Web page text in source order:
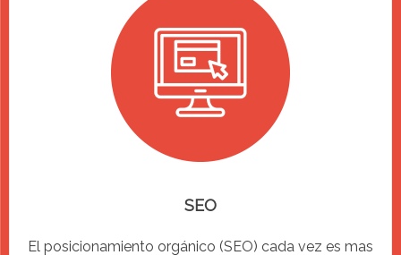
SEO
El posicionamiento orgánico (SEO) cada vez es mas